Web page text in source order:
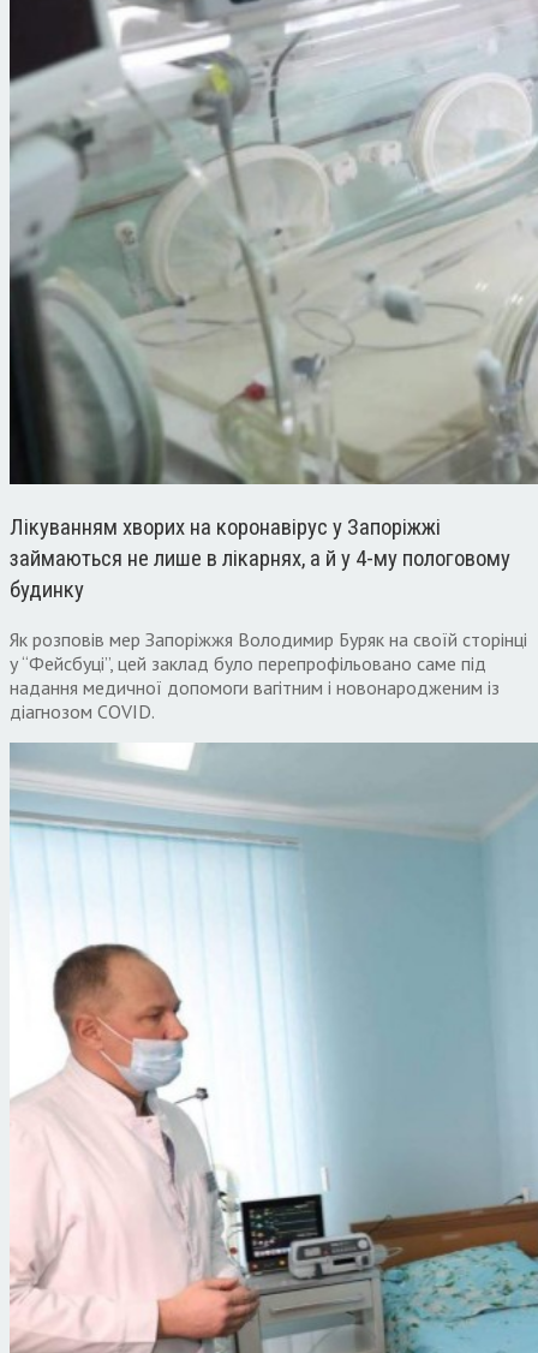
Лікуванням хворих на коронавірус у Запоріжжі
займаються не лише в лікарнях, а й у 4-му пологовому
будинку
Як розповів мер Запоріжжя Володимир Буряк на своїй сторінці
у “Фейсбуці”, цей заклад було перепрофільовано саме під
надання медичної допомоги вагітним і новонародженим із
діагнозом COVID.